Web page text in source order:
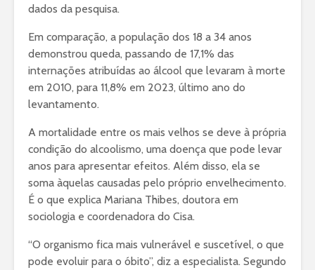
dados da pesquisa.
Em comparação, a população dos 18 a 34 anos
demonstrou queda, passando de 17,1% das
internações atribuídas ao álcool que levaram à morte
em 2010, para 11,8% em 2023, último ano do
levantamento.
A mortalidade entre os mais velhos se deve à própria
condição do alcoolismo, uma doença que pode levar
anos para apresentar efeitos. Além disso, ela se
soma àquelas causadas pelo próprio envelhecimento.
É o que explica Mariana Thibes, doutora em
sociologia e coordenadora do Cisa.
“O organismo fica mais vulnerável e suscetível, o que
pode evoluir para o óbito”, diz a especialista. Segundo